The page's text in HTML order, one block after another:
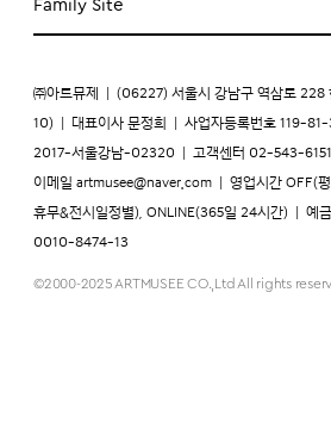
Family Site
㈜아트뮤제 (06227) 서울시 강남구 역삼로 228
10) 대표이사 문정희 사업자등록번호 119-81-
2017-서울강남-02320 고객센터 02-543-6151
이메일 artmusee@naver.com 영업시간 OFF(
휴무&전시일정별), ONLINE(365일 24시간) 예
0010-8474-13
©2000-2025 ARTMUSEE CO.,Ltd All rights